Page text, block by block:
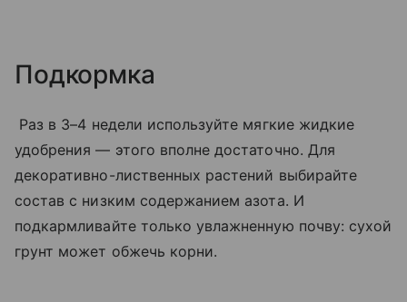
Подкормка
Раз в 3–4 недели используйте мягкие жидкие
удобрения — этого вполне достаточно. Для
декоративно-лиственных растений выбирайте
состав с низким содержанием азота. И
подкармливайте только увлажненную почву: сухой
грунт может обжечь корни.